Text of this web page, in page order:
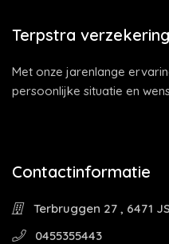
Terpstra
Met onze jarenlange
persoonlijke situatie en
Contactinformatie
Terbruggen 27 , 6471
0455355443